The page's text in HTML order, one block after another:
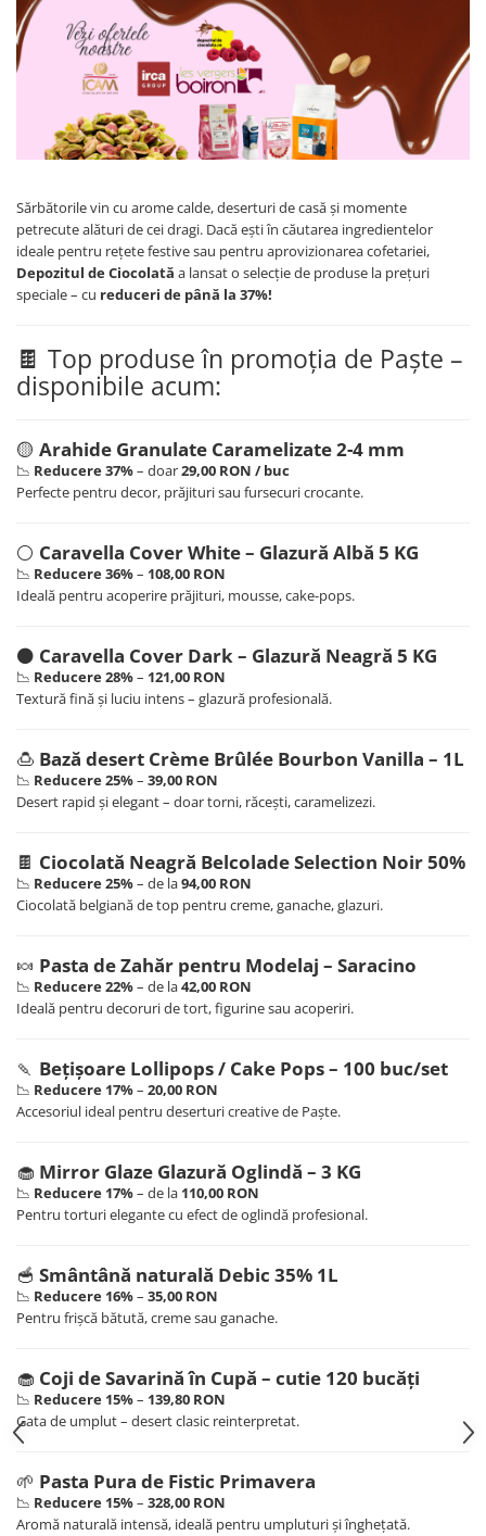
Sărbătorile vin cu arome calde, deserturi de casă și momente
petrecute alături de cei dragi. Dacă ești în căutarea ingredientelor
ideale pentru rețete festive sau pentru aprovizionarea cofetariei,
Depozitul de Ciocolată a lansat o selecție de produse la prețuri
speciale – cu reduceri de până la 37%!
🍫 Top produse în promoția de Paște –
disponibile acum:
🟡 Arahide Granulate Caramelizate 2-4 mm
📉 Reducere 37%– doar29,00 RON / buc
Perfecte pentru decor, prăjituri sau fursecuri crocante.
⚪ Caravella Cover White – Glazură Albă 5 KG
📉 Reducere 36%– 108,00 RON
Ideală pentru acoperire prăjituri, mousse, cake-pops.
⚫ Caravella Cover Dark – Glazură Neagră 5 KG
📉 Reducere 28%– 121,00 RON
Textură fină și luciu intens – glazură profesională.
🍮 Bază desert Crème Brûlée Bourbon Vanilla – 1L
📉 Reducere 25%– 39,00 RON
Desert rapid și elegant – doar torni, răcești, caramelizezi.
🍫 Ciocolată Neagră Belcolade Selection Noir 50%
📉 Reducere 25%– de la94,00 RON
Ciocolată belgiană de top pentru creme, ganache, glazuri.
🍬 Pasta de Zahăr pentru Modelaj – Saracino
📉 Reducere 22%– de la42,00 RON
Ideală pentru decoruri de tort, figurine sau acoperiri.
🍡 Bețișoare Lollipops / Cake Pops – 100 buc/set
📉 Reducere 17%– 20,00 RON
Accesoriul ideal pentru deserturi creative de Paște.
🧁 Mirror Glaze Glazură Oglindă – 3 KG
📉 Reducere 17%– de la 110,00 RON
Pentru torturi elegante cu efect de oglindă profesional.
🥣 Smântână naturală Debic 35% 1L
📉 Reducere 16%– 35,00 RON
Pentru frișcă bătută, creme sau ganache.
🧁 Coji de Savarină în Cupă – cutie 120 bucăți
📉 Reducere 15%– 139,80 RON
Gata de umplut – desert clasic reinterpretat.
🌱 Pasta Pura de Fistic Primavera
📉 Reducere 15%– 328,00 RON
Aromă naturală intensă, ideală pentru umpluturi și înghețată.